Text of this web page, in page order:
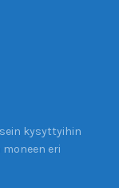
kysyttyihin
eri